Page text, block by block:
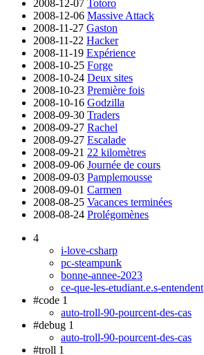
2008-12-07 Totoro
2008-12-06 Massive Attack
2008-11-27 Gaston
2008-11-22 Hacker
2008-11-19 Expérience
2008-10-25 Forge
2008-10-24 Deux sites
2008-10-23 Première fois
2008-10-16 Godzilla
2008-09-30 Traders
2008-09-27 Rachel
2008-09-27 Escalade
2008-09-21 22 kilomètres
2008-09-06 Journée de cours
2008-09-03 Pamplemousse
2008-09-01 Carmen
2008-08-25 Vacances terminées
2008-08-24 Prolégomènes
4
i-love-csharp
pc-steampunk
bonne-annee-2023
ce-que-les-etudiant.e.s-entendent
#code 1
auto-troll-90-pourcent-des-cas
#debug 1
auto-troll-90-pourcent-des-cas
#troll 1